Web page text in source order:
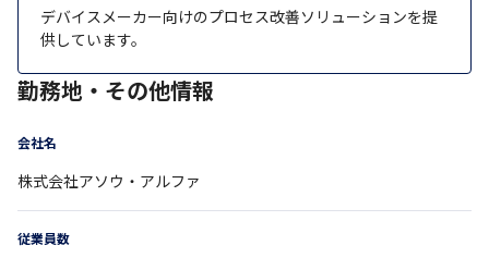
デバイスメーカー向けのプロセス改善ソリューションを提
供しています。
勤務地・その他情報
会社名
株式会社アソウ・アルファ
従業員数